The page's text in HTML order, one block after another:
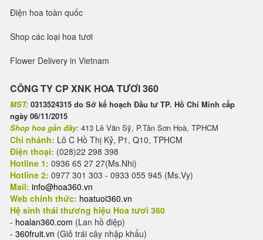
Điện hoa toàn quốc
Shop các loại hoa tươi
Flower Delivery in Vietnam
CÔNG TY CP XNK HOA TƯƠI 360
MST: 0313524315 do Sở kế hoạch Đầu tư TP. Hồ Chí Minh cấp
ngày 06/11/2015
Shop hoa gần đây: 413 Lê Văn Sỹ, P.Tân Sơn Hoà, TPHCM
Chi nhánh: Lô C Hồ Thị Kỷ, P1, Q10, TPHCM
Điện thoại: (028)22 298 398
Hotline 1: 0936 65 27 27(Ms.Nhi)
Hotline 2: 0977 301 303 - 0933 055 945 (Ms.Vy)
Mail: info@hoa360.vn
Web chính thức: hoatuoi360.vn
Hệ sinh thái thương hiệu Hoa tươi 360
- hoalan360.com (Lan hồ điệp)
- 360fruit.vn (Giỏ trái cây nhập khẩu)